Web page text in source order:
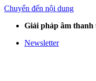
Chuyển đến nội dung
Giải pháp âm thanh
Newsletter